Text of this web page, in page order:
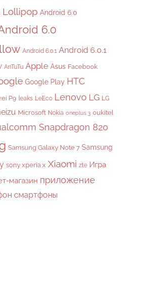
Lollipop Android 6.0
6.0
Android 6.0.1 Android 6.0.1
AnTuTu Apple Asus Facebook
Google Play HTC
P9 leaks LeEco Lenovo LG LG
Microsoft Nokia oneplus 3 oukitel
Snapdragon 820
Samsung Galaxy Note 7 Samsung
sony xperia x Xiaomi zte Игра
магазин приложение
смартфоны